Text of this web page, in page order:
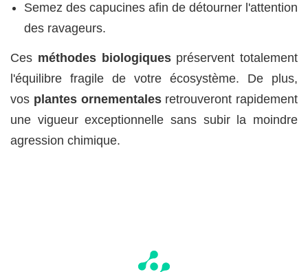
Semez des capucines afin de détourner l'attention
des ravageurs.
Ces méthodes biologiquespréservent totalement
l'équilibre fragile de votre écosystème. De plus,
vos plantes ornementalesretrouveront rapidement
une vigueur exceptionnelle sans subir la moindre
agression chimique.